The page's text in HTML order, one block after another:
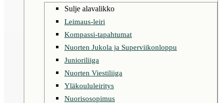
Sulje alavalikko
Leimaus-leiri
Kompassi-tapahtumat
Nuorten Jukola ja Superviikonloppu
Junioriliiga
Nuorten Viestiliiga
Yläkoululeiritys
Nuorisosopimus